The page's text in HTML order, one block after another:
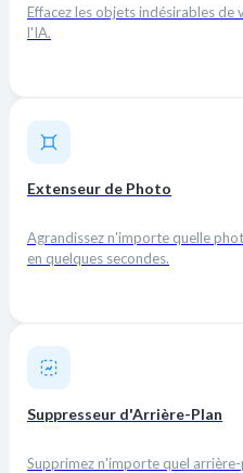
Effacez les objets indésirables
l'IA.
Extenseur de Photo
Agrandissez n'importe quelle
en quelques secondes.
Suppresseur d'Arrière-Plan
Supprimez n'importe quel